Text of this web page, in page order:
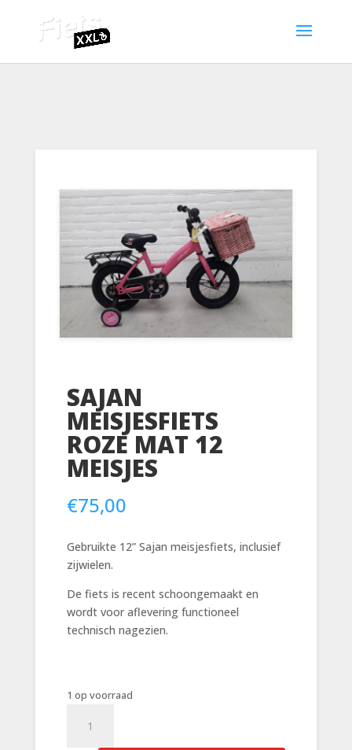
SAJAN
MEISJESFIETS
ROZE MAT 12
MEISJES
€75,00
Gebruikte 12” Sajan meisjesfiets, inclusief
zijwielen.
De fiets is recent schoongemaakt en
wordt voor aflevering functioneel
technisch nagezien.
1 op voorraad
meisjesfiets